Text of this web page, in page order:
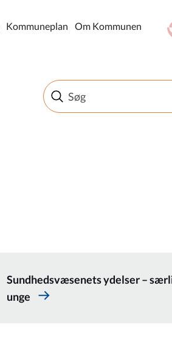
da
kl-GL
Kommuneplan Om Kommunen
Sundhedsvæsenets ydelser –
unge